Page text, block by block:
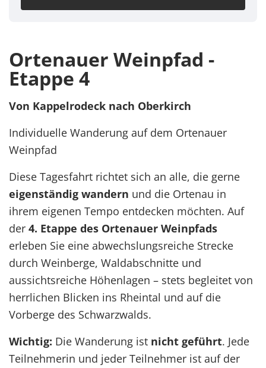
Ortenauer Weinpfad -
Etappe 4
Von Kappelrodeck nach Oberkirch
Individuelle Wanderung auf dem Ortenauer
Weinpfad
Diese Tagesfahrt richtet sich an alle, die gerne
eigenständig wandern und die Ortenau in
ihrem eigenen Tempo entdecken möchten. Auf
der 4. Etappe des Ortenauer Weinpfads
erleben Sie eine abwechslungsreiche Strecke
durch Weinberge, Waldabschnitte und
aussichtsreiche Höhenlagen – stets begleitet von
herrlichen Blicken ins Rheintal und auf die
Vorberge des Schwarzwalds.
Wichtig: Die Wanderung ist nicht geführt. Jede
Teilnehmerin und jeder Teilnehmer ist auf der